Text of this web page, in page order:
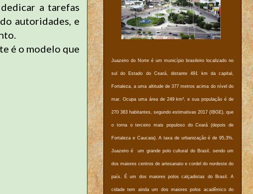
a tarefas
autoridades, e
é o modelo que
Juazeiro do Norte é um município brasileiro localizado no
sul do Estado do Ceará, distante 491 km da capital,
Fortaleza, a uma altitude de 377 metros acima do nível do
mar. Ocupa uma área de 249 km², e sua população é de
270 383 habitantes, segundo estimativas 2017 (IBGE), que
o torna o terceiro mais populoso do Ceará (depois de
Fortaleza e Caucaia). A taxa de urbanização é de 95,3%.
Juazeiro é um grande polo cultural do Brasil, sendo um
dos maiores centros de artesanato e cordel do nordeste do
país. É um dos maiores polos calçadistas do Brasil. A
cidade tem ainda um dos maiores polos acadêmico do